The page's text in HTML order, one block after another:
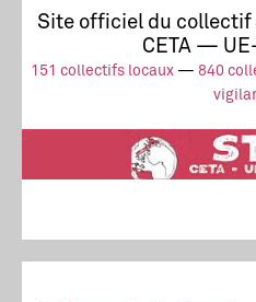
Site officiel du
CETA —
151 collectifs locaux — 840
Actus
UE-
Stop à l’impunité !